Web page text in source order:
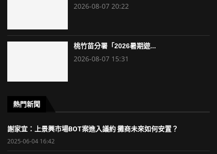
2026-08-07 20:22
桃竹苗分署「2026暑期遊...
2026-08-07 15:31
熱門新聞
謝家宜：上景興市場BOT案進入議約 攤商未來如何安置？
2025-06-04 16:42